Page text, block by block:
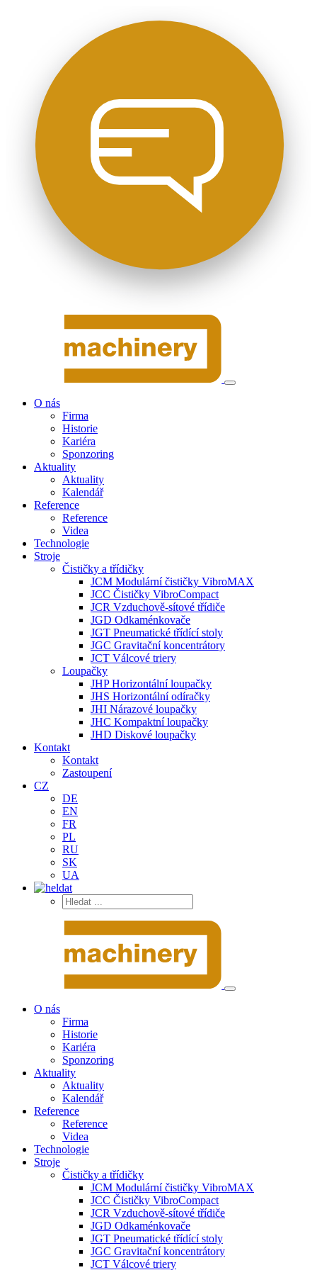
O nás
Firma
Historie
Kariéra
Sponzoring
Aktuality
Aktuality
Kalendář
Reference
Reference
Videa
Technologie
Stroje
Čističky a třídičky
JCM Modulární čističky VibroMAX
JCC Čističky VibroCompact
JCR Vzduchově-sítové třídiče
JGD Odkaménkovače
JGT Pneumatické třídící stoly
JGC Gravitační koncentrátory
JCT Válcové triery
Loupačky
JHP Horizontální loupačky
JHS Horizontální odíračky
JHI Nárazové loupačky
JHC Kompaktní loupačky
JHD Diskové loupačky
Kontakt
Kontakt
Zastoupení
CZ
DE
EN
FR
PL
RU
SK
UA
O nás
Firma
Historie
Kariéra
Sponzoring
Aktuality
Aktuality
Kalendář
Reference
Reference
Videa
Technologie
Stroje
Čističky a třídičky
JCM Modulární čističky VibroMAX
JCC Čističky VibroCompact
JCR Vzduchově-sítové třídiče
JGD Odkaménkovače
JGT Pneumatické třídící stoly
JGC Gravitační koncentrátory
JCT Válcové triery